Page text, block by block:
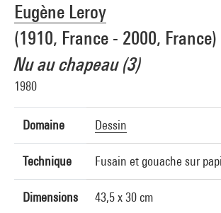
Eugène Leroy
(1910, France - 2000, France)
Nu au chapeau (3)
1980
Domaine Dessin
Technique Fusain et gouache sur
Dimensions 43,5 x 30 cm